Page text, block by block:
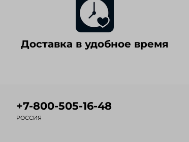
Доставка в удобное время
+7-800-505-16-48
РОССИЯ